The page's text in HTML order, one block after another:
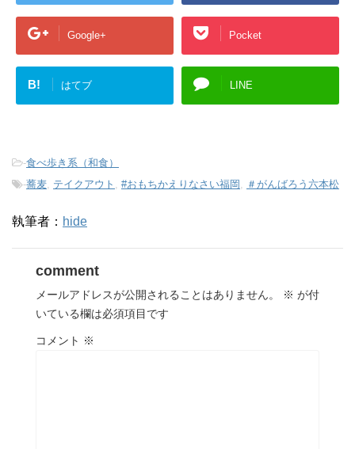
Google+ Pocket
B! はてブ LINE
-食べ歩き系（和食）
-蕎麦 テイクアウト #おもちかえりなさい福岡 ＃がんばろう六本松
執筆者： hide
comment
メールアドレスが公開されることはありません。 ※ が付
いている欄は必須項目です
コメント ※